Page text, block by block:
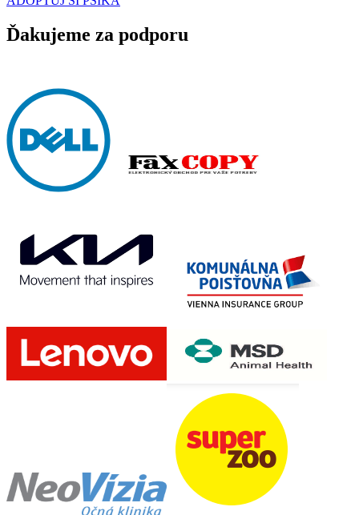
Ďakujeme za podporu